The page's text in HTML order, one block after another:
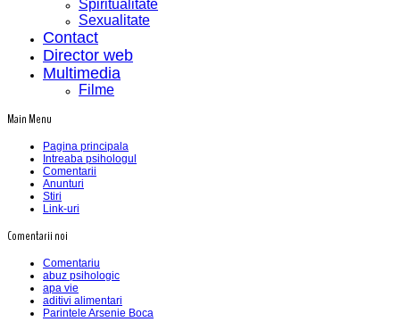
Spiritualitate
Sexualitate
Contact
Director web
Multimedia
Filme
Main Menu
Pagina principala
Intreaba psihologul
Comentarii
Anunturi
Stiri
Link-uri
Comentarii noi
Comentariu
abuz psihologic
apa vie
aditivi alimentari
Parintele Arsenie Boca